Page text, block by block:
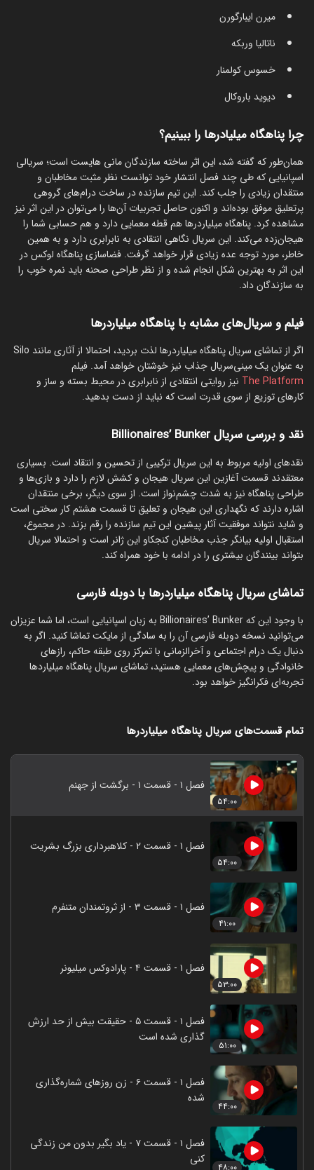
میرن ایبارگورن
ناتالیا وربکه
خسوس کولمنار
دیوید باروکال
چرا پناهگاه میلیادرها را ببینیم؟
همان‌طور که گفته شد، این اثر ساخته سازندگان مانی هایست است؛ سریالی
اسپانیایی که طی چند فصل انتشار خود توانست نظر مثبت مخاطبان و
منتقدان زیادی را جلب کند. این تیم سازنده در ساخت درام‌های گروهی
پرتعلیق موفق بوده‌اند و اکنون حاصل تجربیات آن‌ها را می‌توان در این اثر نیز
مشاهده کرد. پناهگاه میلیاردرها هم قطه معمایی دارد و هم حسابی شما را
هیجان‌زده می‌کند. این سریال نگاهی انتقادی به نابرابری دارد و به همین
خاطر، مورد توجه عده زیادی قرار خواهد گرفت. فضاسازی پناهگاه لوکس در
این اثر به بهترین شکل انجام شده و از نظر طراحی صحنه باید نمره خوب را
به سازندگان داد.
فیلم و سریال‌های مشابه با پناهگاه میلیاردرها
اگر از تماشای سریال پناهگاه میلیاردرها لذت بردید، احتمالا از آثاری مانند Silo
به عنوان یک مینی‌سریال جذاب نیز خوشتان خواهد آمد. فیلم
The Platform نیز روایتی انتقادی از نابرابری در محیط بسته و ساز و
کارهای توزیع از سوی قدرت است که نباید از دست بدهید.
نقد و بررسی سریال Billionaires’ Bunker
نقدهای اولیه مربوط به این سریال ترکیبی از تحسین و انتقاد است. بسیاری
معتقدند قسمت آغازین این سریال هیجان و کشش لازم را دارد و بازی‌ها و
طراحی پناهگاه نیز به شدت چشم‌نواز است. از سوی دیگر، برخی منتقدان
اشاره دارند که نگهداری این هیجان و تعلیق تا قسمت هشتم کار سختی است
و شاید نتواند موفقیت آثار پیشین این تیم سازنده را رقم بزند. در مجموع،
استقبال اولیه بیانگر جذب مخاطبان کنجکاو این ژانر است و احتمالا سریال
بتواند بینندگان بیشتری را در ادامه با خود همراه کند.
تماشای سریال پناهگاه میلیاردرها با دوبله فارسی
با وجود این که Billionaires’ Bunker به زبان اسپانیایی است، اما شما عزیزان
می‌توانید نسخه دوبله فارسی آن را به سادگی از مایکت تماشا کنید. اگر به
دنبال یک درام اجتماعی و آخرالزمانی با تمرکز روی طبقه حاکم، رازهای
خانوادگی و پیچش‌های معمایی هستید، تماشای سریال پناهگاه میلیاردها
تجربه‌ای فکرانگیز خواهد بود.
تمام قسمت‌های سریال پناهگاه میلیاردرها
۵۴:۰۰
فصل ۱ - قسمت ۱ - برگشت از جهنم
۵۴:۰۰
فصل ۱ - قسمت ۲ - کلاهبرداری بزرگ بشریت
۴۱:۰۰
فصل ۱ - قسمت ۳ - از ثروتمندان متنفرم
۵۳:۰۰
فصل ۱ - قسمت ۴ - پارادوکس میلیونر
۵۱:۰۰
فصل ۱ - قسمت ۵ - حقیقت بیش از حد ارزش
گذاری شده است
۴۴:۰۰
فصل ۱ - قسمت ۶ - زن روزهای شماره‌گذاری
شده
۴۸:۰۰
فصل ۱ - قسمت ۷ - یاد بگیر بدون من زندگی
کنی